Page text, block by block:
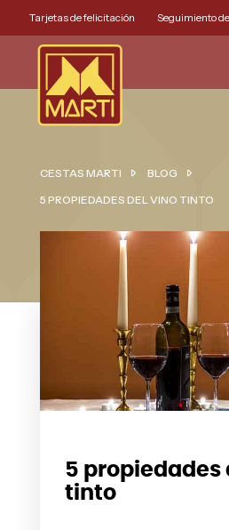
Tarjetas de felicitación Seguimiento
CESTAS MARTI
BLOG
5 PROPIEDADES DEL VINO TINTO
5 propiedades
tinto